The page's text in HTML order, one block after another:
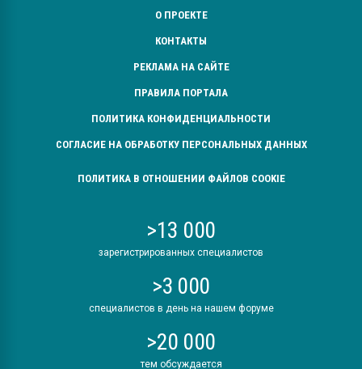
О ПРОЕКТЕ
КОНТАКТЫ
РЕКЛАМА НА САЙТЕ
ПРАВИЛА ПОРТАЛА
ПОЛИТИКА КОНФИДЕНЦИАЛЬНОСТИ
СОГЛАСИЕ НА ОБРАБОТКУ ПЕРСОНАЛЬНЫХ ДАННЫХ
ПОЛИТИКА В ОТНОШЕНИИ ФАЙЛОВ COOKIE
>13 000
зарегистрированных специалистов
>3 000
специалистов в день на нашем форуме
>20 000
тем обсуждается